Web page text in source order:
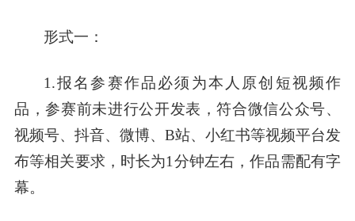
形式一：
1.报名参赛作品必须为本人原创短视频作
品，参赛前未进行公开发表，符合微信公众号、
视频号、抖音、 微博、B站、小红书等视频平台发
布等相关要求，时长为1分钟左右，作品需配有字
幕。